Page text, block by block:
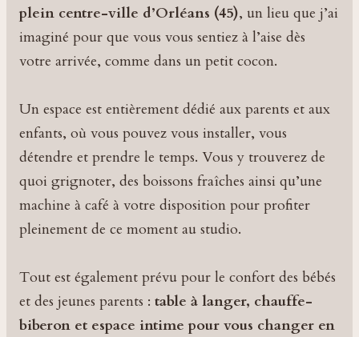
plein centre-ville d’Orléans (45), un lieu que j’ai
imaginé pour que vous vous sentiez à l’aise dès
votre arrivée, comme dans un petit cocon.
Un espace est entièrement dédié aux parents et aux
enfants, où vous pouvez vous installer, vous
détendre et prendre le temps. Vous y trouverez de
quoi grignoter, des boissons fraîches ainsi qu’une
machine à café à votre disposition pour profiter
pleinement de ce moment au studio.
Tout est également prévu pour le confort des bébés
et des jeunes parents : table à langer, chauffe-
biberon et espace intime pour vous changer en